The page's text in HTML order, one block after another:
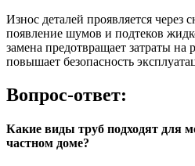
Износ деталей проявляется через
появление шумов и подтеков
замена предотвращает затраты на
повышает безопасность
Вопрос-ответ:
Какие виды труб подходят для
частном доме?